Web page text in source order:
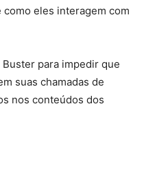
eles interagem com
Buster para impedir que
suas chamadas de
nos conteúdos dos